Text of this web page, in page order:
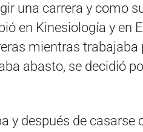
una carrera y como
en Kinesiología y en
mientras trabajaba
abasto, se decidió
y después de casarse